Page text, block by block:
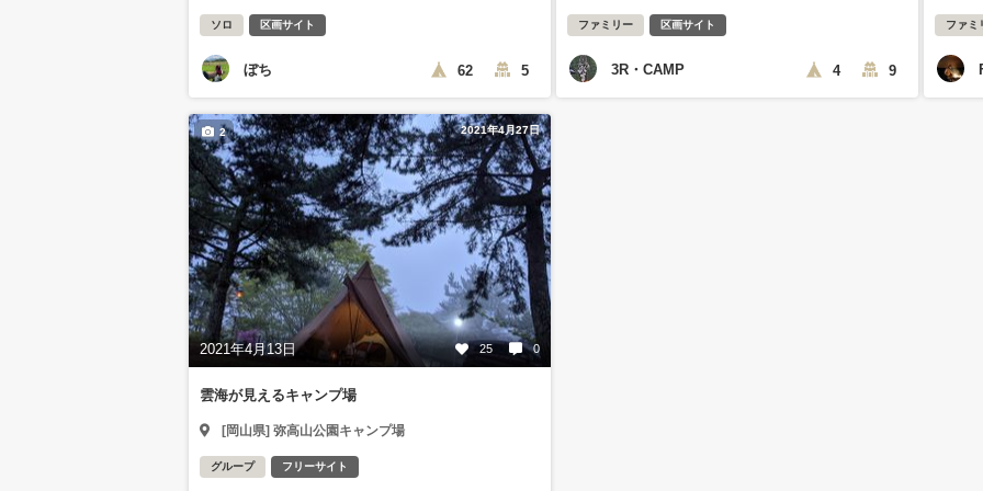
ソロ 区画サイト
ぼち 62 5
ファミリー 区画サイト
3R・CAMP 4 9
ファミ
2021年4月27日
2021年4月13日 25 0
2
雲海が見えるキャンプ場
[岡山県] 弥高山公園キャンプ場
グループ フリーサイト